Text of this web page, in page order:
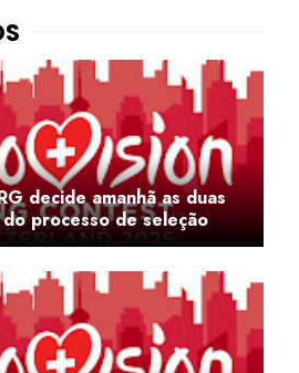
decide amanhã as duas
processo de seleção